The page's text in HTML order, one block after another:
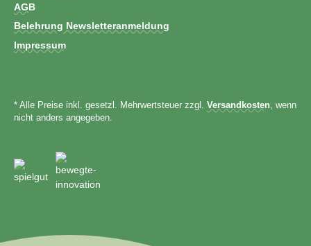
AGB
Belehrung Newsletteranmeldung
Impressum
* Alle Preise inkl. gesetzl. Mehrwertsteuer zzgl. Versandkosten , wenn
nicht anders angegeben.